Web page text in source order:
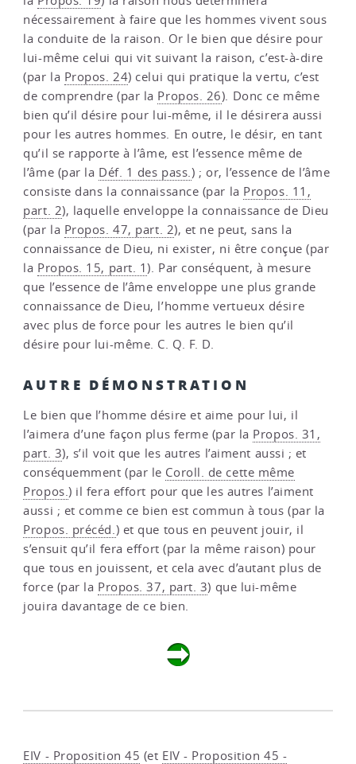
nécessairement à faire que les hommes vivent sous
la conduite de la raison. Or le bien que désire pour
lui-même celui qui vit suivant la raison, c’est-à-dire
(par la Propos. 24) celui qui pratique la vertu, c’est
de comprendre (par la Propos. 26). Donc ce même
bien qu’il désire pour lui-même, il le désirera aussi
pour les autres hommes. En outre, le désir, en tant
qu’il se rapporte à l’âme, est l’essence même de
l’âme (par la Déf. 1 des pass.) ; or, l’essence de l’âme
consiste dans la connaissance (par la Propos. 11,
part. 2), laquelle enveloppe la connaissance de Dieu
(par la Propos. 47, part. 2), et ne peut, sans la
connaissance de Dieu, ni exister, ni être conçue (par
la Propos. 15, part. 1). Par conséquent, à mesure
que l’essence de l’âme enveloppe une plus grande
connaissance de Dieu, l’homme vertueux désire
avec plus de force pour les autres le bien qu’il
désire pour lui-même. C. Q. F. D.
AUTRE DÉMONSTRATION
Le bien que l’homme désire et aime pour lui, il
l’aimera d’une façon plus ferme (par la Propos. 31,
part. 3), s’il voit que les autres l’aiment aussi ; et
conséquemment (par le Coroll. de cette même
Propos.) il fera effort pour que les autres l’aiment
aussi ; et comme ce bien est commun à tous (par la
Propos. précéd.) et que tous en peuvent jouir, il
s’ensuit qu’il fera effort (par la même raison) pour
que tous en jouissent, et cela avec d’autant plus de
force (par la Propos. 37, part. 3) que lui-même
jouira davantage de ce bien.
EIV - Proposition 45 (et EIV - Proposition 45 -